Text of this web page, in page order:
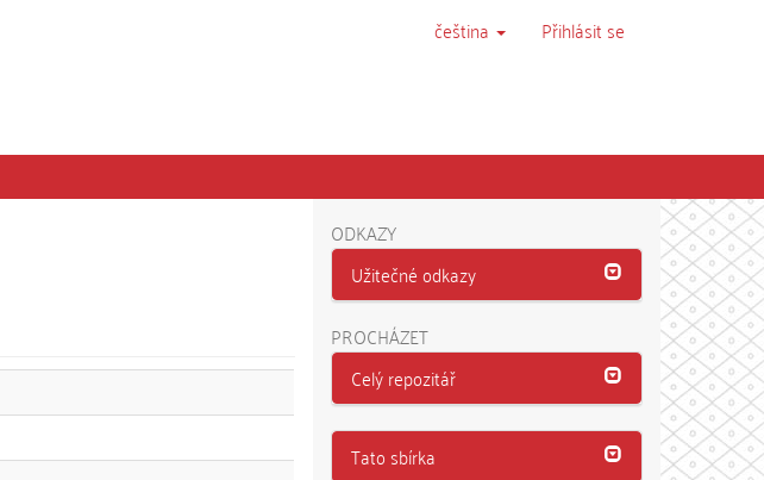
čeština Přihlásit se
ODKAZY
Užitečné odkazy
PROCHÁZET
Celý repozitář
Tato sbírka